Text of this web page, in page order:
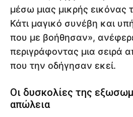
μέσω μιας μικρής εικόνας
Κάτι μαγικό συνέβη και
που με βοήθησαν»,
περιγράφοντας μια σειρά
που την οδήγησαν εκεί.
Οι δυσκολίες της
απώλεια